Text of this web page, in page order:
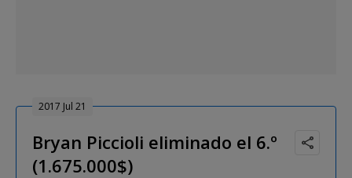
2017 Jul 21
Bryan Piccioli eliminado el 6.º
(1.675.000$)